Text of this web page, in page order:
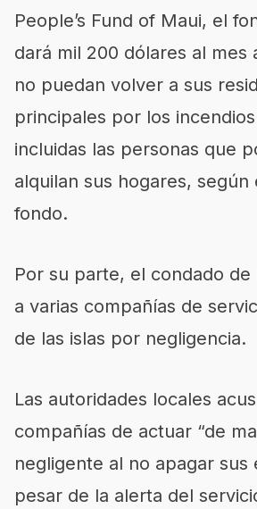
People’s Fund of Maui, el
dará mil 200 dólares al mes
no puedan volver a sus
principales por los
incluidas las personas que
alquilan sus hogares,
fondo.
Por su parte, el condado de
a varias compañías de
de las islas por negligencia.
Las autoridades locales
compañías de actuar “de
negligente al no apagar sus
pesar de la alerta del